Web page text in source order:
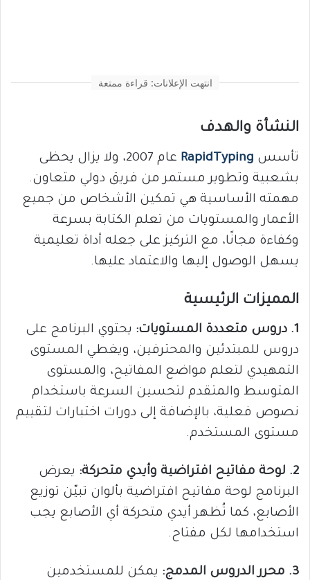
انتهت الإعلانات: قراءة ممتعة
النشأة والهدف
تأسس RapidTyping
عام 2007، ولا يزال يحظى
بشعبية وتطوير مستمر من فريق دولي متعاون.
مهمته الأساسية هي تمكين الأشخاص من جميع
الأعمار والمستويات من تعلم الكتابة بسرعة
وكفاءة مجانًا، مع التركيز على جعله أداة تعليمية
يسهل الوصول إليها والاعتماد عليها.
المميزات الرئيسية
1. دروس متعددة المستويات:
يحتوي البرنامج على
دروس للمبتدئين والمحترفين، ويغطي المستوى
التمهيدي لتعلم مواضع المفاتيح، والمستوى
المتوسط والمتقدم لتحسين السرعة باستخدام
نصوص فعلية، بالإضافة إلى دورات اختبارات لتقييم
مستوى المستخدم.
2. لوحة مفاتيح افتراضية وأيدي متحركة:
يعرض
البرنامج لوحة مفاتيح افتراضية بألوان تبيّن توزيع
الأصابع، كما تُظهر أيدي متحركة أي الأصابع يجب
استخدامها لكل مفتاح.
3. محرر الدروس المدمج:
يمكن للمستخدمين